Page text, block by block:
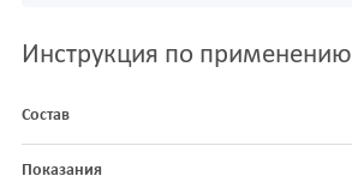
Инструкция по применению
Состав
Показания